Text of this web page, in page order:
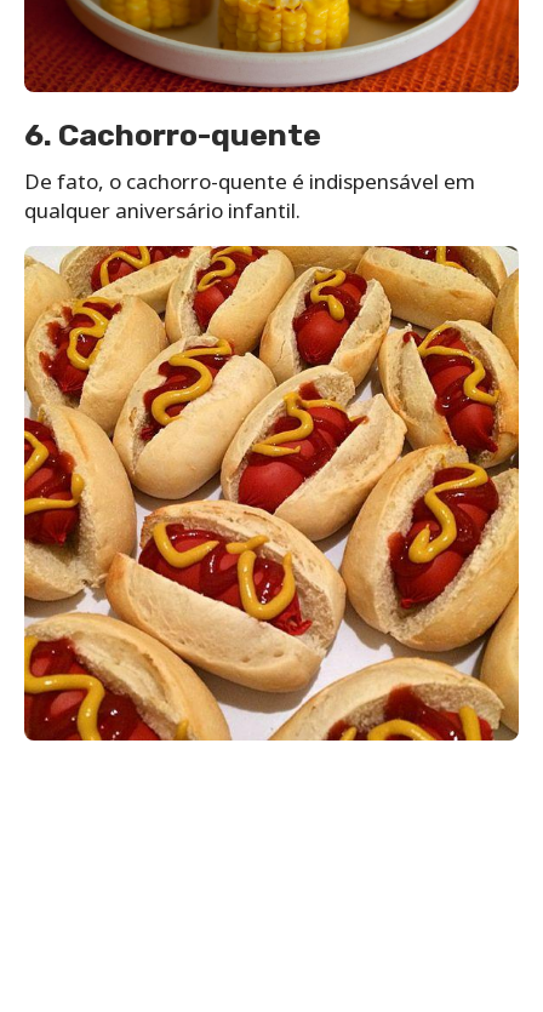
6. Cachorro-quente
De fato, o cachorro-quente é indispensável em
qualquer aniversário infantil.